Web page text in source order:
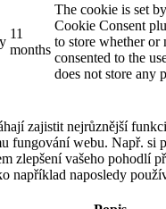
11
months
The cookie is set
Cookie Consent
to store whether or
consented to the
does not store any
zajistit nejrůznější
fungování webu. Např. si
zlepšení vašeho pohodlí
například naposledy